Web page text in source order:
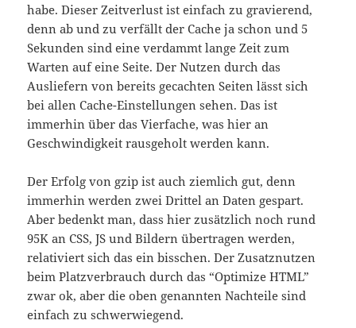
habe. Dieser Zeitverlust ist einfach zu gravierend,
denn ab und zu verfällt der Cache ja schon und 5
Sekunden sind eine verdammt lange Zeit zum
Warten auf eine Seite. Der Nutzen durch das
Ausliefern von bereits gecachten Seiten lässt sich
bei allen Cache-Einstellungen sehen. Das ist
immerhin über das Vierfache, was hier an
Geschwindigkeit rausgeholt werden kann.
Der Erfolg von gzip ist auch ziemlich gut, denn
immerhin werden zwei Drittel an Daten gespart.
Aber bedenkt man, dass hier zusätzlich noch rund
95K an CSS, JS und Bildern übertragen werden,
relativiert sich das ein bisschen. Der Zusatznutzen
beim Platzverbrauch durch das “Optimize HTML”
zwar ok, aber die oben genannten Nachteile sind
einfach zu schwerwiegend.